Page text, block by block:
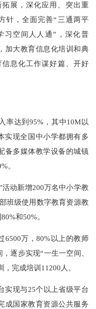
展，深化应用、突出重
针，全面完善“三通两平
习空间人人通”，深化普
加大教育信息化培训和典
息化工作谋好篇、开好
达到95%，其中10M以
实现全国中小学都拥有多
备多媒体教学设备的城镇
。
动新增200万名中小学教
班级使用数字教育资源教
和50%。
万，80%以上的教师
逐步实现“一生一空间、
完成培训11200人。
现与25个以上省级平台
成国家教育资源公共服务